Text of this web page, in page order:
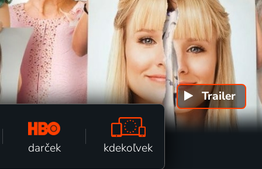
Trailer k
darček kdekoľvek